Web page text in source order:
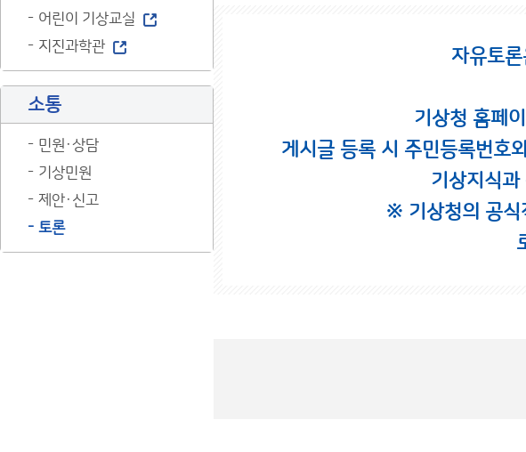
어린이 기상교실
지진과학관
소통
민원·상담
기상민원
제안·신고
토론
자유토
기상청 홈페
게시글 등록 시 주민등록번호
기상지식
※ 기상청의 공식